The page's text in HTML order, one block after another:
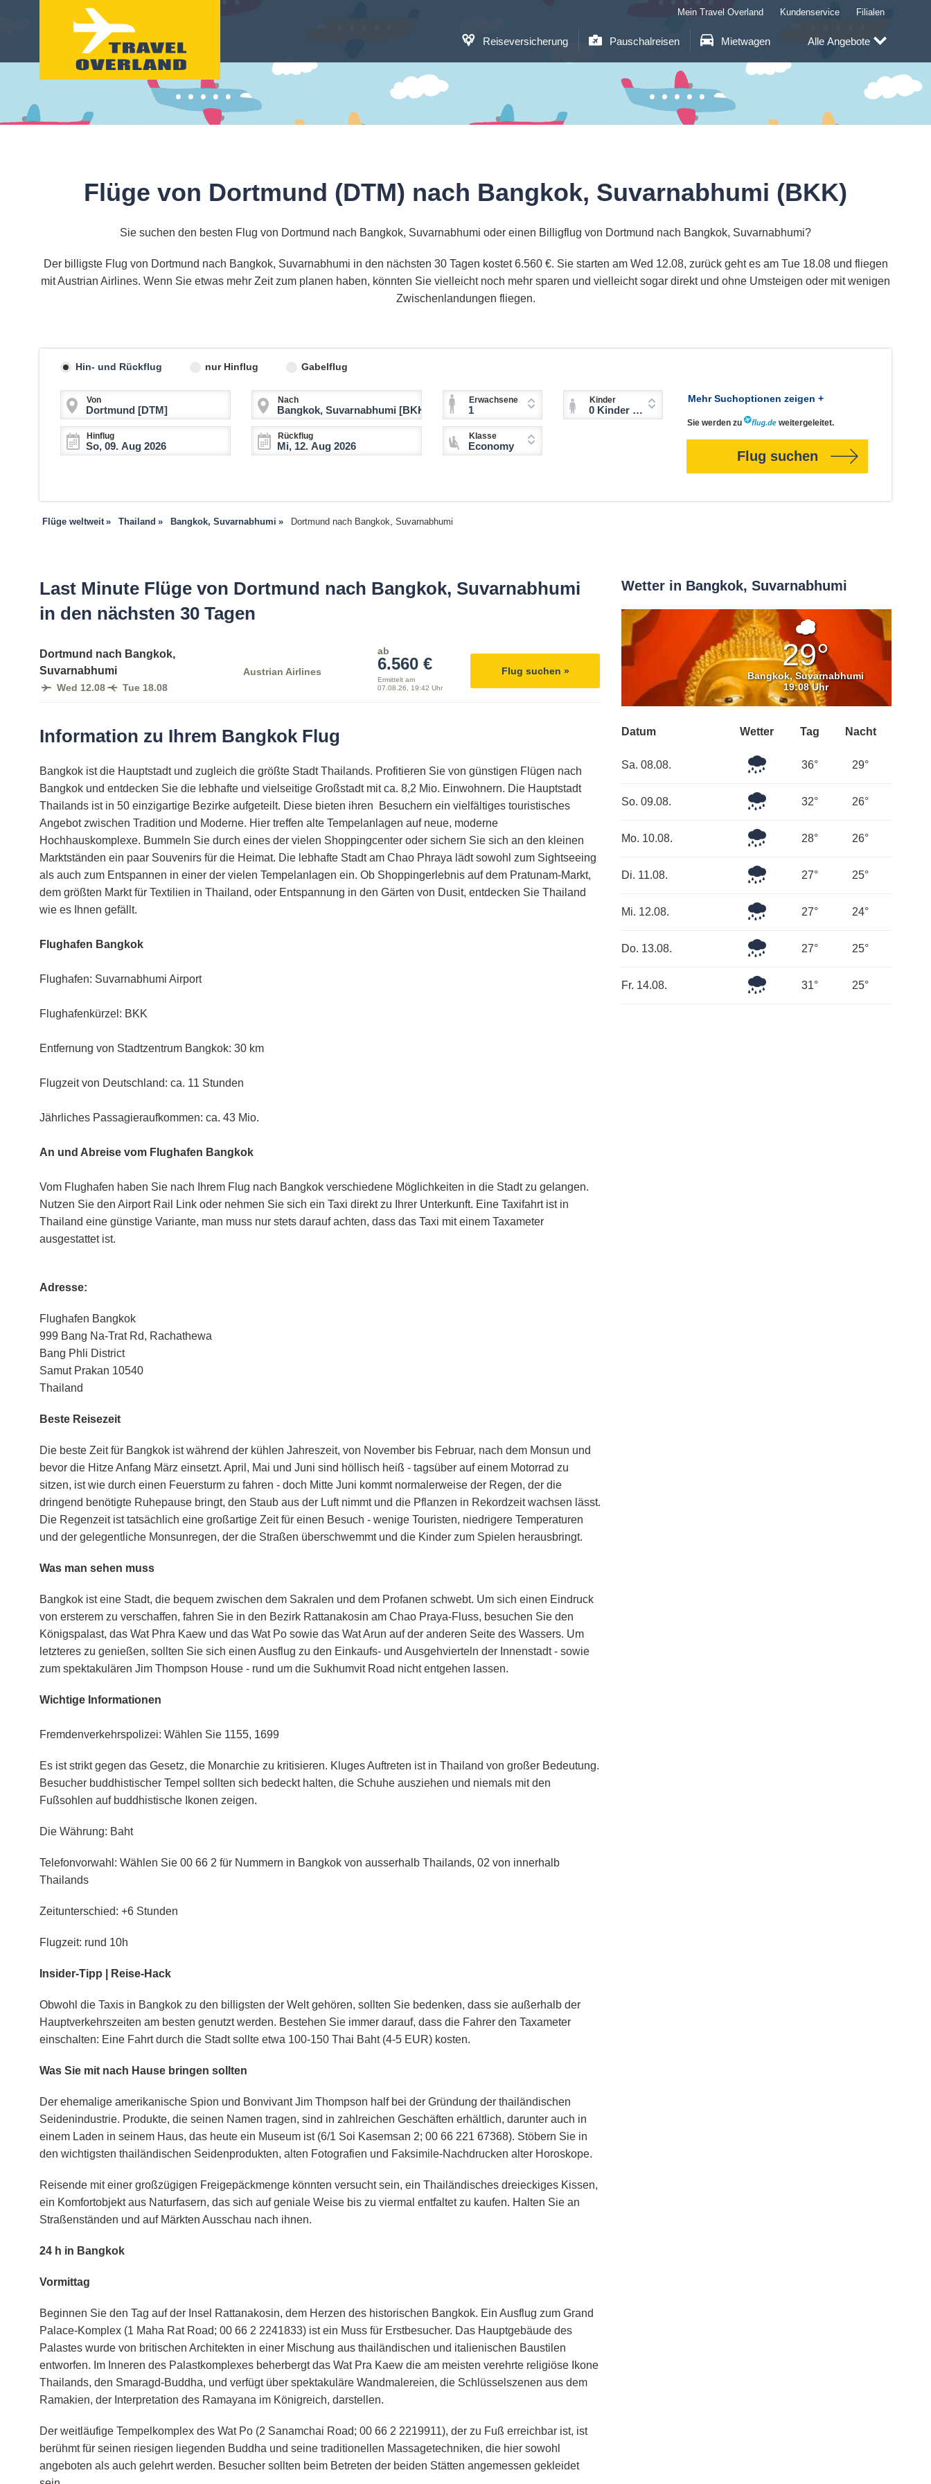
Reiseversicherung Pauschalreisen Mietwagen
Mein Travel Overland Kundenservice Filialen
Alle Angebote
Flüge von Dortmund (DTM) nach Bangkok, Suvarnabhumi (BKK)
Sie suchen den besten Flug von Dortmund nach Bangkok, Suvarnabhumi oder einen Billigflug von Dortmund nach Bangkok, Suvarnabhumi?
Der billigste Flug von Dortmund nach Bangkok, Suvarnabhumi in den nächsten 30 Tagen kostet 6.560 €. Sie starten am Wed 12.08, zurück geht es am Tue 18.08 und fliegen
mit Austrian Airlines. Wenn Sie etwas mehr Zeit zum planen haben, könnten Sie vielleicht noch mehr sparen und vielleicht sogar direkt und ohne Umsteigen oder mit wenigen
Zwischenlandungen fliegen.
Hin- und Rückflug nur Hinflug Gabelflug
Von Nach
Hinflug Rückflug
Erwachsene
1
Kinder
0 Kinder (2-11 Jahre)
Klasse
Economy
Mehr Suchoptionen zeigen +
Sie werden zu weitergeleitet.
Flug suchen
Flüge weltweit Thailand Bangkok, Suvarnabhumi Dortmund nach Bangkok, Suvarnabhumi
Last Minute Flüge von Dortmund nach Bangkok, Suvarnabhumi
in den nächsten 30 Tagen
Dortmund nach Bangkok,
Suvarnabhumi
Wed 12.08 Tue 18.08
Austrian Airlines
ab
6.560 €
Ermittelt am
07.08.26, 19:42 Uhr
Flug suchen »
Information zu Ihrem Bangkok Flug
Bangkok ist die Hauptstadt und zugleich die größte Stadt Thailands. Profitieren Sie von günstigen Flügen nach
Bangkok und entdecken Sie die lebhafte und vielseitige Großstadt mit ca. 8,2 Mio. Einwohnern. Die Hauptstadt
Thailands ist in 50 einzigartige Bezirke aufgeteilt. Diese bieten ihren Besuchern ein vielfältiges touristisches
Angebot zwischen Tradition und Moderne. Hier treffen alte Tempelanlagen auf neue, moderne
Hochhauskomplexe. Bummeln Sie durch eines der vielen Shoppingcenter oder sichern Sie sich an den kleinen
Marktständen ein paar Souvenirs für die Heimat. Die lebhafte Stadt am Chao Phraya lädt sowohl zum Sightseeing
als auch zum Entspannen in einer der vielen Tempelanlagen ein. Ob Shoppingerlebnis auf dem Pratunam-Markt,
dem größten Markt für Textilien in Thailand, oder Entspannung in den Gärten von Dusit, entdecken Sie Thailand
wie es Ihnen gefällt.
Flughafen Bangkok
Flughafen: Suvarnabhumi Airport
Flughafenkürzel: BKK
Entfernung von Stadtzentrum Bangkok: 30 km
Flugzeit von Deutschland: ca. 11 Stunden
Jährliches Passagieraufkommen: ca. 43 Mio.
An und Abreise vom Flughafen Bangkok
Vom Flughafen haben Sie nach Ihrem Flug nach Bangkok verschiedene Möglichkeiten in die Stadt zu gelangen.
Nutzen Sie den Airport Rail Link oder nehmen Sie sich ein Taxi direkt zu Ihrer Unterkunft. Eine Taxifahrt ist in
Thailand eine günstige Variante, man muss nur stets darauf achten, dass das Taxi mit einem Taxameter
ausgestattet ist.
Adresse:
Flughafen Bangkok
999 Bang Na-Trat Rd, Rachathewa
Bang Phli District
Samut Prakan 10540
Thailand
Beste Reisezeit
Die beste Zeit für Bangkok ist während der kühlen Jahreszeit, von November bis Februar, nach dem Monsun und
bevor die Hitze Anfang März einsetzt. April, Mai und Juni sind höllisch heiß - tagsüber auf einem Motorrad zu
sitzen, ist wie durch einen Feuersturm zu fahren - doch Mitte Juni kommt normalerweise der Regen, der die
dringend benötigte Ruhepause bringt, den Staub aus der Luft nimmt und die Pflanzen in Rekordzeit wachsen lässt.
Die Regenzeit ist tatsächlich eine großartige Zeit für einen Besuch - wenige Touristen, niedrigere Temperaturen
und der gelegentliche Monsunregen, der die Straßen überschwemmt und die Kinder zum Spielen herausbringt.
Was man sehen muss
Bangkok ist eine Stadt, die bequem zwischen dem Sakralen und dem Profanen schwebt. Um sich einen Eindruck
von ersterem zu verschaffen, fahren Sie in den Bezirk Rattanakosin am Chao Praya-Fluss, besuchen Sie den
Königspalast, das Wat Phra Kaew und das Wat Po sowie das Wat Arun auf der anderen Seite des Wassers. Um
letzteres zu genießen, sollten Sie sich einen Ausflug zu den Einkaufs- und Ausgehvierteln der Innenstadt - sowie
zum spektakulären Jim Thompson House - rund um die Sukhumvit Road nicht entgehen lassen.
Wichtige Informationen
Fremdenverkehrspolizei: Wählen Sie 1155, 1699
Es ist strikt gegen das Gesetz, die Monarchie zu kritisieren. Kluges Auftreten ist in Thailand von großer Bedeutung.
Besucher buddhistischer Tempel sollten sich bedeckt halten, die Schuhe ausziehen und niemals mit den
Fußsohlen auf buddhistische Ikonen zeigen.
Die Währung: Baht
Telefonvorwahl: Wählen Sie 00 66 2 für Nummern in Bangkok von ausserhalb Thailands, 02 von innerhalb
Thailands
Zeitunterschied: +6 Stunden
Flugzeit: rund 10h
Insider-Tipp | Reise-Hack
Obwohl die Taxis in Bangkok zu den billigsten der Welt gehören, sollten Sie bedenken, dass sie außerhalb der
Hauptverkehrszeiten am besten genutzt werden. Bestehen Sie immer darauf, dass die Fahrer den Taxameter
einschalten: Eine Fahrt durch die Stadt sollte etwa 100-150 Thai Baht (4-5 EUR) kosten.
Was Sie mit nach Hause bringen sollten
Der ehemalige amerikanische Spion und Bonvivant Jim Thompson half bei der Gründung der thailändischen
Seidenindustrie. Produkte, die seinen Namen tragen, sind in zahlreichen Geschäften erhältlich, darunter auch in
einem Laden in seinem Haus, das heute ein Museum ist (6/1 Soi Kasemsan 2; 00 66 221 67368). Stöbern Sie in
den wichtigsten thailändischen Seidenprodukten, alten Fotografien und Faksimile-Nachdrucken alter Horoskope.
Reisende mit einer großzügigen Freigepäckmenge könnten versucht sein, ein Thailändisches dreieckiges Kissen,
ein Komfortobjekt aus Naturfasern, das sich auf geniale Weise bis zu viermal entfaltet zu kaufen. Halten Sie an
Straßenständen und auf Märkten Ausschau nach ihnen.
24 h in Bangkok
Vormittag
Beginnen Sie den Tag auf der Insel Rattanakosin, dem Herzen des historischen Bangkok. Ein Ausflug zum Grand
Palace-Komplex (1 Maha Rat Road; 00 66 2 2241833) ist ein Muss für Erstbesucher. Das Hauptgebäude des
Palastes wurde von britischen Architekten in einer Mischung aus thailändischen und italienischen Baustilen
entworfen. Im Inneren des Palastkomplexes beherbergt das Wat Pra Kaew die am meisten verehrte religiöse Ikone
Thailands, den Smaragd-Buddha, und verfügt über spektakuläre Wandmalereien, die Schlüsselszenen aus dem
Ramakien, der Interpretation des Ramayana im Königreich, darstellen.
Der weitläufige Tempelkomplex des Wat Po (2 Sanamchai Road; 00 66 2 2219911), der zu Fuß erreichbar ist, ist
berühmt für seinen riesigen liegenden Buddha und seine traditionellen Massagetechniken, die hier sowohl
angeboten als auch gelehrt werden. Besucher sollten beim Betreten der beiden Stätten angemessen gekleidet
Wetter in Bangkok, Suvarnabhumi
Bedeckt
29°
Bangkok, Suvarnabhumi
19:08 Uhr
Datum Wetter Tag Nacht
Sa. 08.08.
Leichter36° 29°
So. 09.08.
Mäßiger32° 26°
Mo. 10.08.
Mäßiger28° 26°
Di. 11.08.
Mäßiger27° 25°
Mi. 12.08.
Mäßiger27° 24°
Do. 13.08.
Leichter27° 25°
Fr. 14.08.
Leichter31° 25°